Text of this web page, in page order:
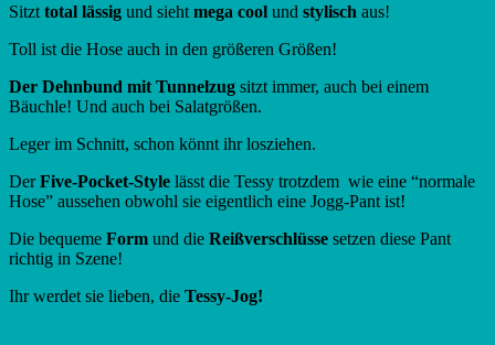
Sitzt total lässig und sieht mega cool und stylisch aus!
Toll ist die Hose auch in den größeren Größen!
Der Dehnbund mit Tunnelzug sitzt immer, auch bei einem
Bäuchle! Und auch bei Salatgrößen.
Leger im Schnitt, schon könnt ihr losziehen.
DerFive-Pocket-Style lässt die Tessy trotzdem wie eine “normale
Hose” aussehen obwohl sie eigentlich eine Jogg-Pant ist!
Die bequeme Form und die Reißverschlüsse setzen diese Pant
richtig in Szene!
Ihr werdet sie lieben, die Tessy-Jog!